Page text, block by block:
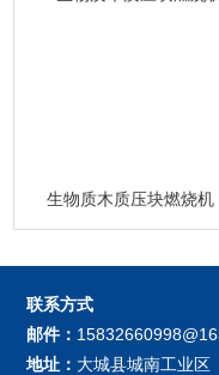
生物质木质压块燃烧机
联系方式
邮件：
地址： 大城县城南工业区